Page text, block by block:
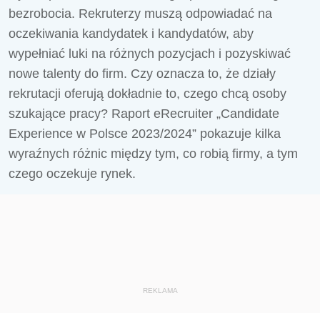
bezrobocia. Rekruterzy muszą odpowiadać na
oczekiwania kandydatek i kandydatów, aby
wypełniać luki na różnych pozycjach i pozyskiwać
nowe talenty do firm. Czy oznacza to, że działy
rekrutacji oferują dokładnie to, czego chcą osoby
szukające pracy? Raport eRecruiter „Candidate
Experience w Polsce 2023/2024” pokazuje kilka
wyraźnych różnic między tym, co robią firmy, a tym
czego oczekuje rynek.
REKLAMA